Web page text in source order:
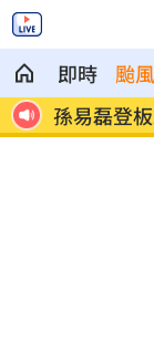
即時 颱
孫易磊登
球